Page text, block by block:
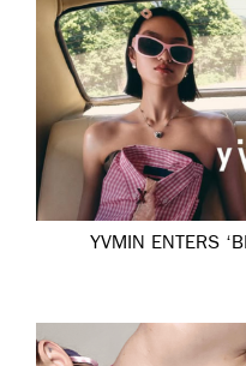
YVMIN ENTERS